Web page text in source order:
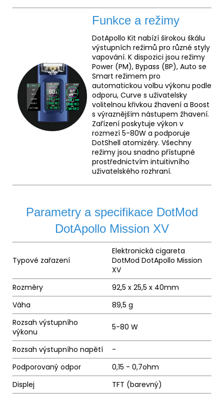
Funkce a režimy
DotApollo Kit nabízí širokou škálu
výstupních režimů pro různé styly
vapování. K dispozici jsou režimy
Power (PM), Bypass (BP), Auto se
Smart režimem pro
automatickou volbu výkonu podle
odporu, Curve s uživatelsky
volitelnou křivkou žhavení a Boost
s výraznějším nástupem žhavení.
Zařízení poskytuje výkon v
rozmezí 5-80W a podporuje
DotShell atomizéry. Všechny
režimy jsou snadno přístupné
prostřednictvím intuitivního
uživatelského rozhraní.
Parametry a specifikace DotMod
DotApollo Mission XV
Typové zařazení
Elektronická cigareta
DotMod DotApollo Mission
XV
Rozměry
92,5 x 25,5 x 40mm
Váha
89,5 g
Rozsah výstupního
výkonu
5-80 W
Rozsah výstupního napětí
-
Podporovaný odpor
0,15 - 0,7ohm
Displej
TFT (barevný)